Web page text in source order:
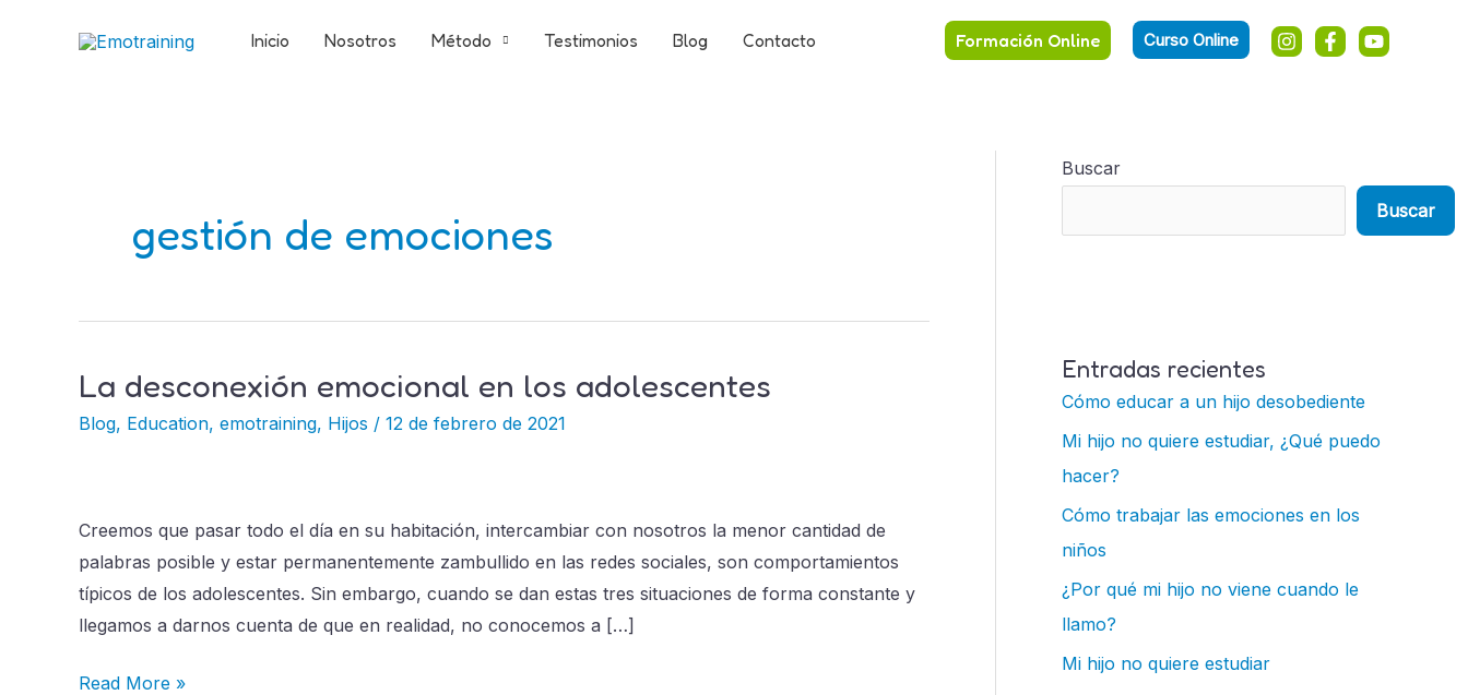
Inicio Nosotros Método Testimonios Blog Contacto Formación Online Curso Online
gestión de emociones
La desconexión emocional en los adolescentes
Blog, Education, emotraining, Hijos / 12 de febrero de 2021
Creemos que pasar todo el día en su habitación, intercambiar con nosotros la menor cantidad de
palabras posible y estar permanentemente zambullido en las redes sociales, son comportamientos
típicos de los adolescentes. Sin embargo, cuando se dan estas tres situaciones de forma constante y
llegamos a darnos cuenta de que en realidad, no conocemos a […]
La
adolescentes
Read More »
Buscar
Buscar
Entradas recientes
Cómo educar a un hijo desobediente
Mi hijo no quiere estudiar, ¿Qué puedo
hacer?
Cómo trabajar las emociones en los
niños
¿Por qué mi hijo no viene cuando le
llamo?
Mi hijo no quiere estudiar